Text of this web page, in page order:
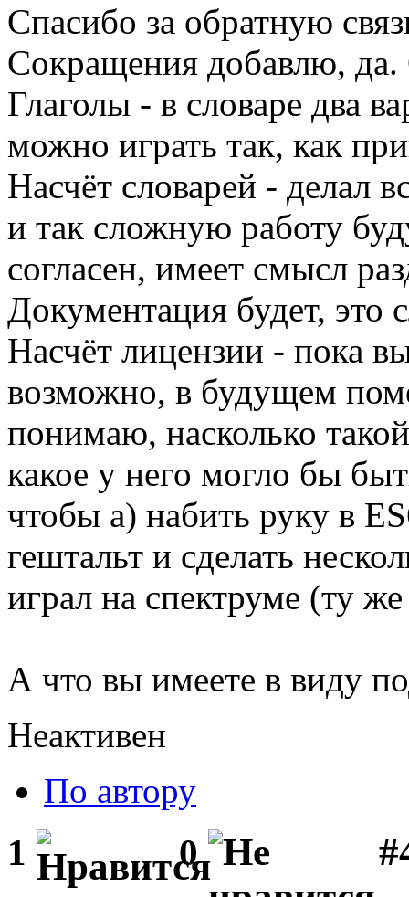
Спасибо за обратную
Сокращения добавлю,
Глаголы - в словаре два
можно играть так, как
Насчёт словарей - делал
и так сложную работу
согласен, имеет смысл
Документация будет,
Насчёт лицензии - пока
возможно, в будущем
понимаю, насколько
какое у него могло бы
чтобы а) набить руку в
гештальт и сделать
играл на спектруме (ту
А что вы имеете в виду
Неактивен
По автору
1 0